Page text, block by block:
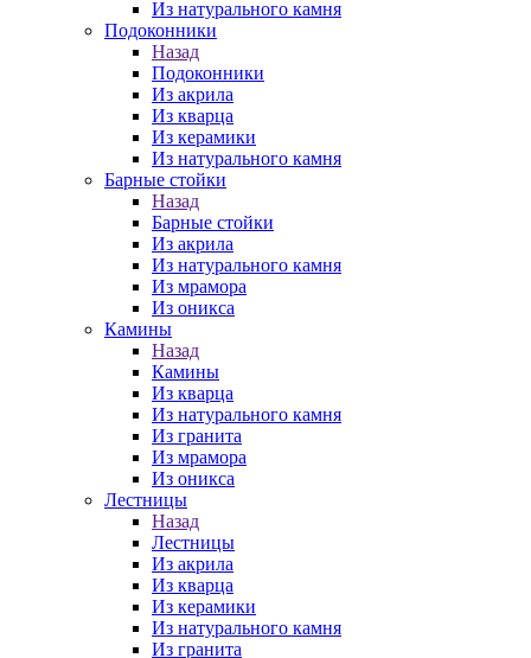
Из натурального камня
Подоконники
Назад
Подоконники
Из акрила
Из кварца
Из керамики
Из натурального камня
Барные стойки
Назад
Барные стойки
Из акрила
Из натурального камня
Из мрамора
Из оникса
Камины
Назад
Камины
Из кварца
Из натурального камня
Из гранита
Из мрамора
Из оникса
Лестницы
Назад
Лестницы
Из акрила
Из кварца
Из керамики
Из натурального камня
Из гранита